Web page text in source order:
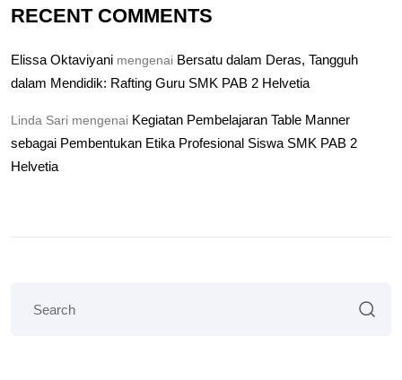
RECENT COMMENTS
Elissa Oktaviyani mengenai Bersatu dalam Deras, Tangguh
dalam Mendidik: Rafting Guru SMK PAB 2 Helvetia
Linda Sari mengenai Kegiatan Pembelajaran Table Manner
sebagai Pembentukan Etika Profesional Siswa SMK PAB 2
Helvetia